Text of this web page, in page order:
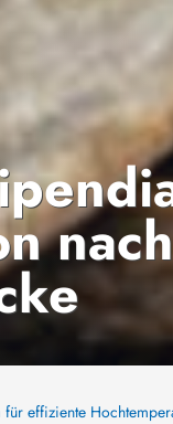
für effiziente